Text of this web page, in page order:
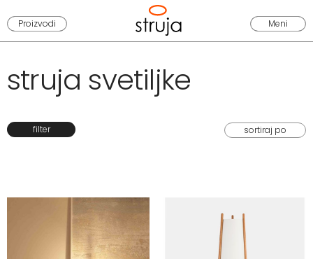
Proizvodi Meni
struja svetiljke
filter